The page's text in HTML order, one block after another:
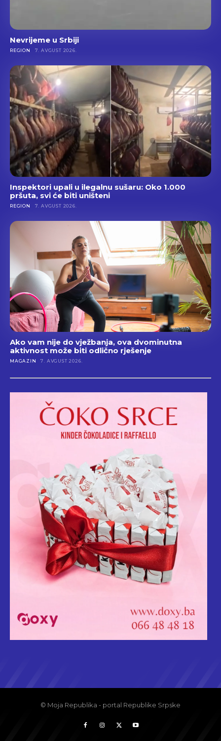
Nevrijeme u Srbiji
REGION 7. AVGUST 2026.
Inspektori upali u ilegalnu sušaru: Oko 1.000
pršuta, svi će biti uništeni
REGION 7. AVGUST 2026.
Ako vam nije do vježbanja, ova dvominutna
aktivnost može biti odlično rješenje
MAGAZIN 7. AVGUST 2026.
© Moja Republika - portal Republike Srpske